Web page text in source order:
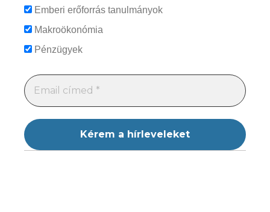
Emberi erőforrás tanulmányok
Makroökonómia
Pénzügyek